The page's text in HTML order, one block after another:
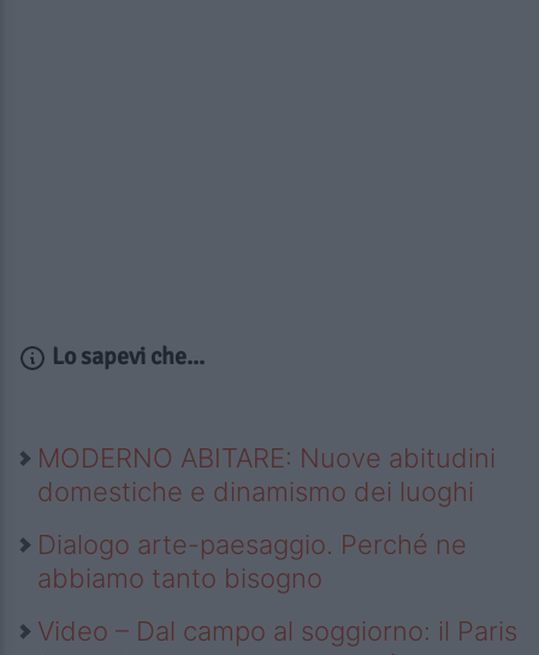
Lo sapevi che...
MODERNO ABITARE: Nuove abitudini
domestiche e dinamismo dei luoghi
Dialogo arte-paesaggio. Perché ne
abbiamo tanto bisogno
Video – Dal campo al soggiorno: il Paris